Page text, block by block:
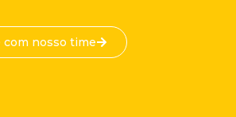
com nosso time